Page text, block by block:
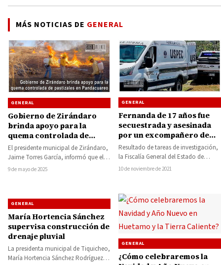
MÁS NOTICIAS DE GENERAL
GENERAL
Gobierno de Zirándaro
brinda apoyo para la
quema controlada de
pastizales en Pandacuareo
El presidente municipal de Zirándaro,
Jaime Torres García, informó que el
Gobierno Municipal, a través de la
9 de mayo de 2025
GENERAL
Fernanda de 17 años fue
secuestrada y asesinada
por un excompañero de
escuela, ya fue detenido
Resultado de tareas de investigación,
la Fiscalía General del Estado de
Michoacán (FGE) esclareció el
10 de noviembre de 2021
GENERAL
María Hortencia Sánchez
supervisa construcción de
drenaje pluvial
La presidenta municipal de Tiquicheo,
María Hortencia Sánchez Rodríguez,
GENERAL
¿Cómo celebraremos la